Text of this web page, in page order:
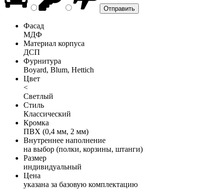
Фасад
МДФ
Материал корпуса
ДСП
Фурнитура
Boyard, Blum, Hettich
Цвет
<
Светлый
Стиль
Классический
Кромка
ПВХ (0,4 мм, 2 мм)
Внутреннее наполнение
на выбор (полки, корзины, штанги)
Размер
индивидуальный
Цена
указана за базовую комплектацию